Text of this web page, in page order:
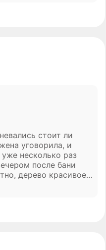
стоит ли
уговорила, и
несколько раз
после бани
дерево красивое,
без проблем,
целом впечатления
долго, пока